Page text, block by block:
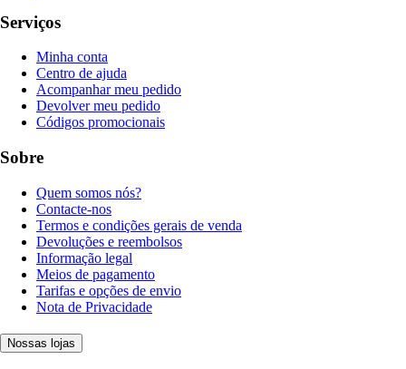
Serviços
Minha conta
Centro de ajuda
Acompanhar meu pedido
Devolver meu pedido
Códigos promocionais
Sobre
Quem somos nós?
Contacte-nos
Termos e condições gerais de venda
Devoluções e reembolsos
Informação legal
Meios de pagamento
Tarifas e opções de envio
Nota de Privacidade
Nossas lojas